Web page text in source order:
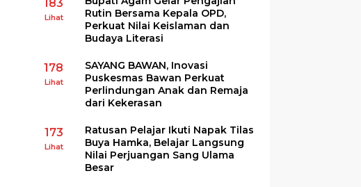
183
Lihat
Rutin Bersama Kepala OPD,
Perkuat Nilai Keislaman dan
Budaya Literasi
178
Lihat
SAYANG BAWAN, Inovasi
Puskesmas Bawan Perkuat
Perlindungan Anak dan Remaja
dari Kekerasan
173
Lihat
Ratusan Pelajar Ikuti Napak Tilas
Buya Hamka, Belajar Langsung
Nilai Perjuangan Sang Ulama
Besar